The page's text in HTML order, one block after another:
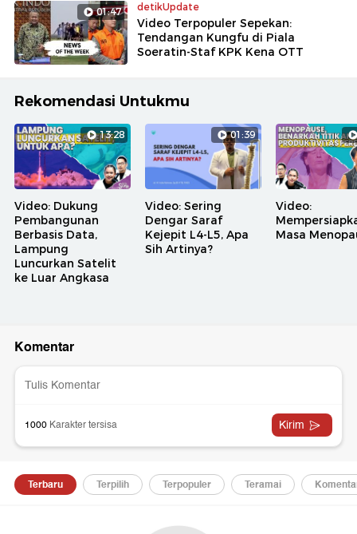
01:47 detikUpdate
Video Terpopuler Sepekan:
Tendangan Kungfu di Piala
Soeratin-Staf KPK Kena OTT
Rekomendasi Untukmu
13:28
Video: Dukung
Pembangunan
Berbasis Data,
Lampung
Luncurkan Satelit
ke Luar Angkasa
01:39
Video: Sering
Dengar Saraf
Kejepit L4-L5, Apa
Sih Artinya?
Video:
Masa